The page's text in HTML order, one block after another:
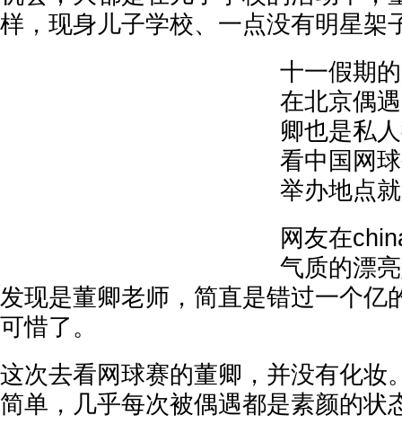
样，现身儿子学校、一点没有明星架
十一假期
在北京偶
卿也是私
看中国网
举办地点
网友在
气质的漂
发现是董卿老师，简直是错过一个亿
可惜了。
这次去看网球赛的董卿，并没有化妆
简单，几乎每次被偶遇都是素颜的状